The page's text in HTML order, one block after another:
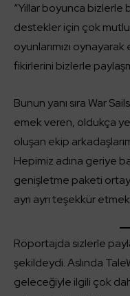
“Yıllar boyunca bizlerle
destekler için çok
oyunlarımızı
fikirlerini bizlerle
Bunun yanı sıra War
emek veren, oldukça
oluşan ekip
Hepimiz adına geriye
genişletme paketi
ayrı ayrı teşekkür
Röportajda sizlerle
şekildeydi. Aslında
geleceğiyle ilgili çok